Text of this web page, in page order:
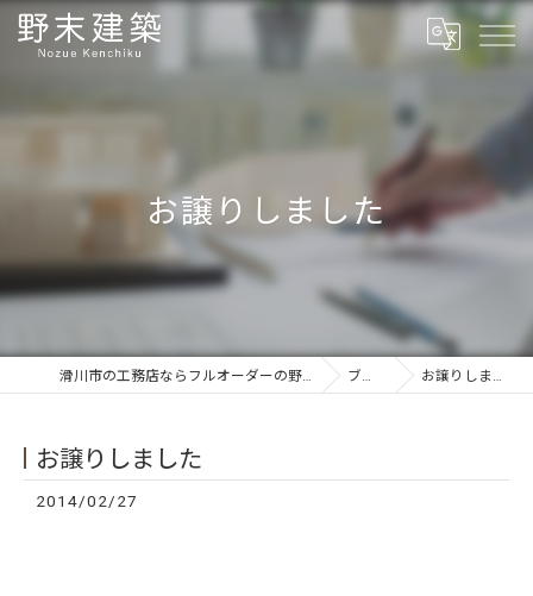
お譲りしました
滑川市の工務店ならフルオーダーの野末建築 ブログ お譲りしました
お譲りしました
2014/02/27